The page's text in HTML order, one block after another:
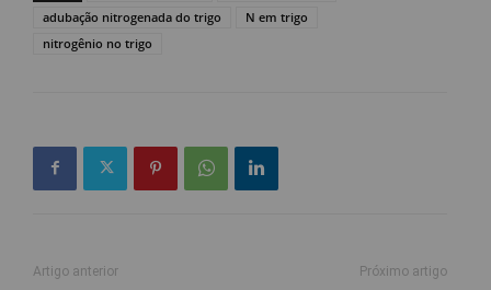
adubação nitrogenada do trigo
N em trigo
nitrogênio no trigo
Artigo anterior Próximo artigo